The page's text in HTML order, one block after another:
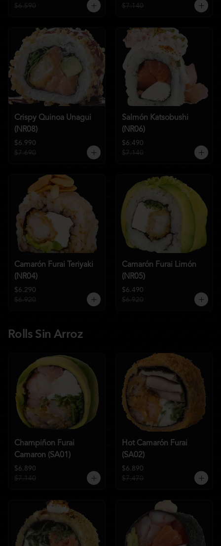
$6.590
$7.140
Crispy Quinoa Unagui
(NR08)
$6.990
$7.690
Salmón Katsobushi
(NR06)
$6.490
$7.140
Camarón Furai Teriyaki
(NR04)
$6.290
$6.920
Camarón Furai Limón
(NR05)
$6.490
$6.920
Rolls Sin Arroz
Champiñon Furai
Camaron (SA01)
$6.890
$7.140
Hot Camarón Furai
(SA02)
$6.890
$7.470